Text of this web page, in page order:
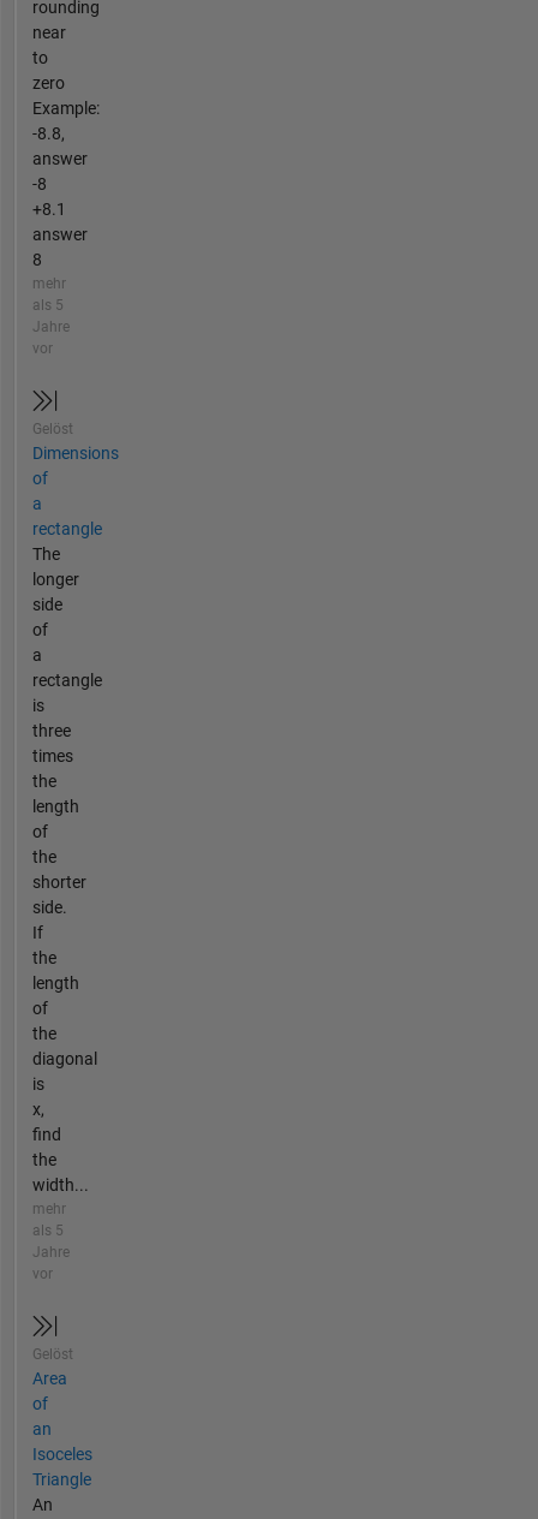
rounding
near
to
zero
Example:
-8.8,
answer
-8
+8.1
answer
8
mehr
als 5
Jahre
vor
Gelöst
Dimensions
of
a
rectangle
The
longer
side
of
a
rectangle
is
three
times
the
length
of
the
shorter
side.
If
the
length
of
the
diagonal
is
x,
find
the
width...
mehr
als 5
Jahre
vor
Gelöst
Area
of
an
Isoceles
Triangle
An